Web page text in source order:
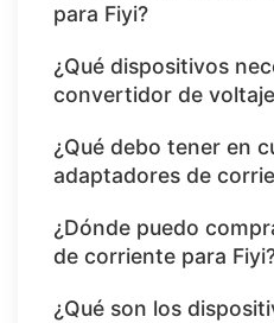
para Fiyi?
¿Qué dispositivos
convertidor de
¿Qué debo tener en
adaptadores de
¿Dónde puedo
de corriente para
¿Qué son los